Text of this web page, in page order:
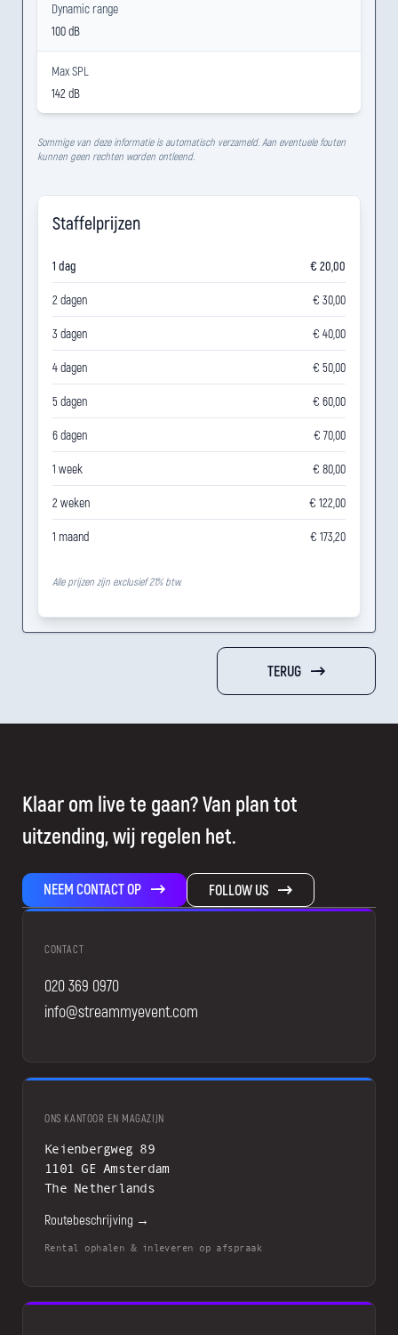
Dynamic range
100 dB
Max SPL
142 dB
Sommige van deze informatie is automatisch verzameld. Aan eventuele fouten
kunnen geen rechten worden ontleend.
Staffelprijzen
1 dag € 20,00
2 dagen € 30,00
3 dagen € 40,00
4 dagen € 50,00
5 dagen € 60,00
6 dagen € 70,00
1 week € 80,00
2 weken € 122,00
1 maand € 173,20
Alle prijzen zijn exclusief 21% btw.
TERUG
Klaar om live te gaan? Van plan tot
uitzending, wij regelen het.
NEEM CONTACT OP FOLLOW US
CONTACT
020 369 0970
info@streammyevent.com
ONS KANTOOR EN MAGAZIJN
Keienbergweg 89
1101 GE Amsterdam
The Netherlands
Routebeschrijving →
Rental ophalen & inleveren op afspraak